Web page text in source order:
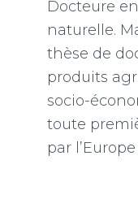
Docteure
naturelle.
thèse de
produits
socio-
toute
par